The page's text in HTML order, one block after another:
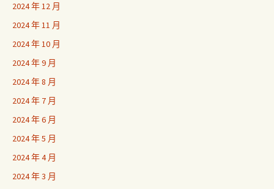
2024 年 12 月
2024 年 11 月
2024 年 10 月
2024 年 9 月
2024 年 8 月
2024 年 7 月
2024 年 6 月
2024 年 5 月
2024 年 4 月
2024 年 3 月